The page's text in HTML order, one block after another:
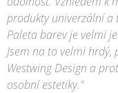
produkty univerzální a
Paleta barev je velmi
Jsem na to velmi
Westwing Design a
osobní estetiky."